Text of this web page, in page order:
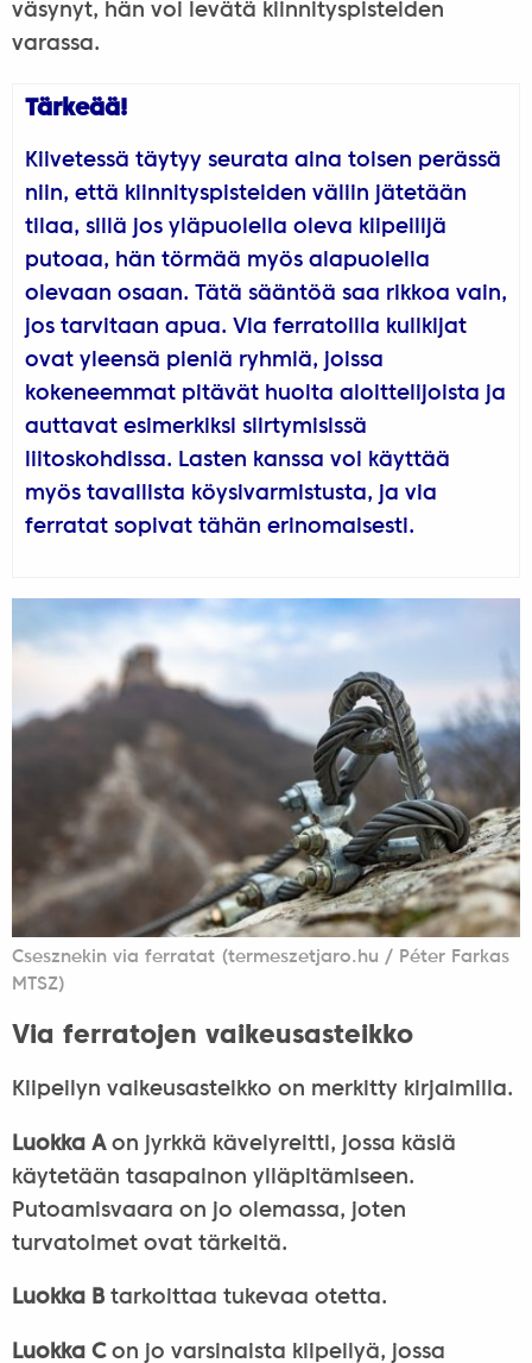
väsynyt, hän voi levätä kiinnityspisteiden
varassa.
Tärkeää!
Kiivetessä täytyy seurata aina toisen perässä
niin, että kiinnityspisteiden väliin jätetään
tilaa, sillä jos yläpuolella oleva kiipeilijä
putoaa, hän törmää myös alapuolella
olevaan osaan. Tätä sääntöä saa rikkoa vain,
jos tarvitaan apua. Via ferratoilla kullkijat
ovat yleensä pieniä ryhmiä, joissa
kokeneemmat pitävät huolta aloittelijoista ja
auttavat esimerkiksi siirtymisissä
liitoskohdissa. Lasten kanssa voi käyttää
myös tavallista köysivarmistusta, ja via
ferratat sopivat tähän erinomaisesti.
Csesznekin via ferratat (termeszetjaro.hu / Péter Farkas
MTSZ)
Via ferratojen vaikeusasteikko
Kiipeilyn vaikeusasteikko on merkitty kirjaimilla.
Luokka A on jyrkkä kävelyreitti, jossa käsiä
käytetään tasapainon ylläpitämiseen.
Putoamisvaara on jo olemassa, joten
turvatoimet ovat tärkeitä.
Luokka Btarkoittaa tukevaa otetta.
Luokka Con jo varsinaista kiipeilyä, jossa